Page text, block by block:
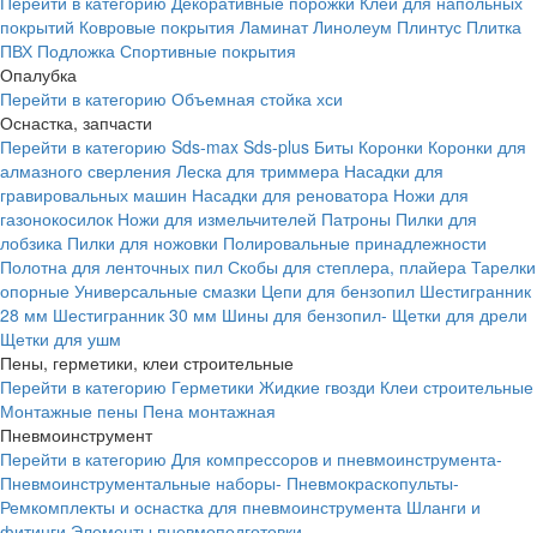
покрытий Ковровые покрытия Ламинат Линолеум Плинтус Плитка
ПВХ Подложка Спортивные покрытия
Опалубка
Перейти в категорию Объемная стойка хси
Оснастка, запчасти
Перейти в категорию Sds-max Sds-plus Биты Коронки Коронки для
алмазного сверления Леска для триммера Насадки для
гравировальных машин Насадки для реноватора Ножи для
газонокосилок Ножи для измельчителей Патроны Пилки для
лобзика Пилки для ножовки Полировальные принадлежности
Полотна для ленточных пил Скобы для степлера, плайера Тарелки
опорные Универсальные смазки Цепи для бензопил Шестигранник
28 мм Шестигранник 30 мм Шины для бензопил- Щетки для дрели
Щетки для ушм
Пены, герметики, клеи строительные
Перейти в категорию Герметики Жидкие гвозди Клеи строительные
Монтажные пены Пена монтажная
Пневмоинструмент
Перейти в категорию Для компрессоров и пневмоинструмента-
Пневмоинструментальные наборы- Пневмокраскопульты-
Ремкомплекты и оснастка для пневмоинструмента Шланги и